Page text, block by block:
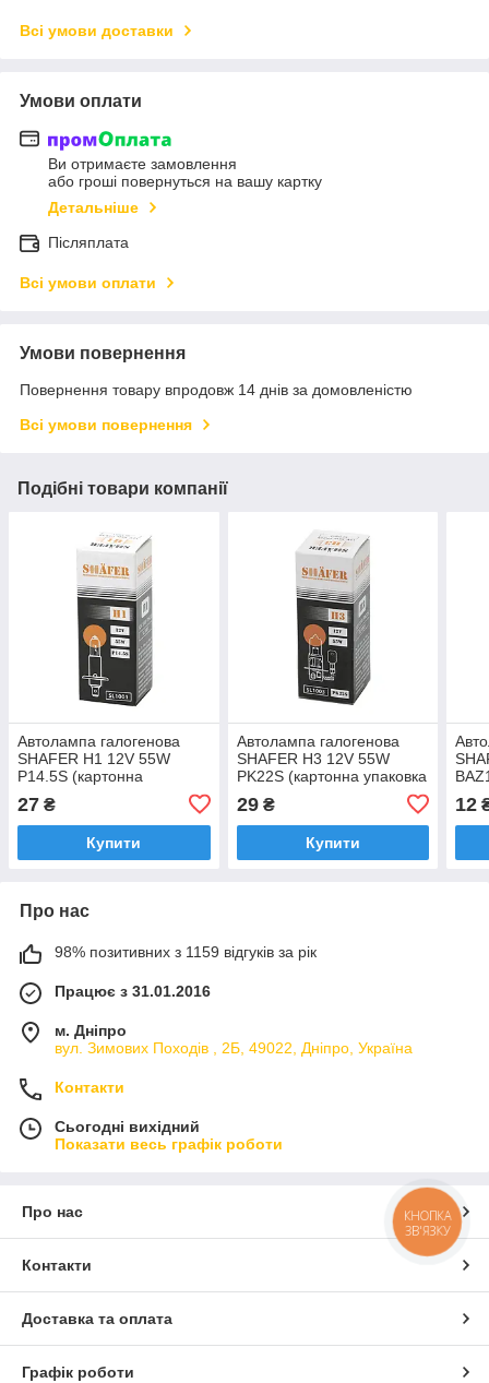
Всі умови доставки
Умови оплати
Ви отримаєте замовлення
або гроші повернуться на вашу картку
Детальніше
Післяплата
Всі умови оплати
Умови повернення
Повернення товару впродовж 14 днів за домовленістю
Всі умови повернення
Подібні товари компанії
Автолампа галогенова
SHAFER H1 12V 55W
P14.5S (картонна
упаковка 1 шт.) (SL1001)
27 ₴
Купити
Автолампа галогенова
SHAFER H3 12V 55W
PK22S (картонна упаковка
29₴
Купити
12
Про нас
98% позитивних з 1159 відгуків за рік
Працює з 31.01.2016
м. Дніпро
вул. Зимових Походiв , 2Б, 49022, Дніпро, Україна
Контакти
Сьогодні вихідний
Показати весь графік роботи
Про нас
Контакти
Доставка та оплата
Графік роботи
КНОПКА
ЗВ'ЯЗКУ